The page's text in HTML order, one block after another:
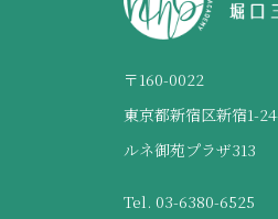
〒160-0022
東京都新宿区新宿1-
ルネ御苑プラザ313
Tel. 03-6380-6525